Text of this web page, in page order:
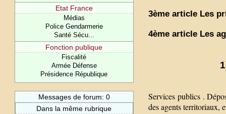
Etat France
Médias
Police Gendarmerie
Santé Sécu...
Fonction publique
Fiscalité
Armée Défense
Présidence République
Messages de forum: 0
Dans la même rubrique
3ème article Les
4ème article Les
Services publics .
des agents territoriaux,